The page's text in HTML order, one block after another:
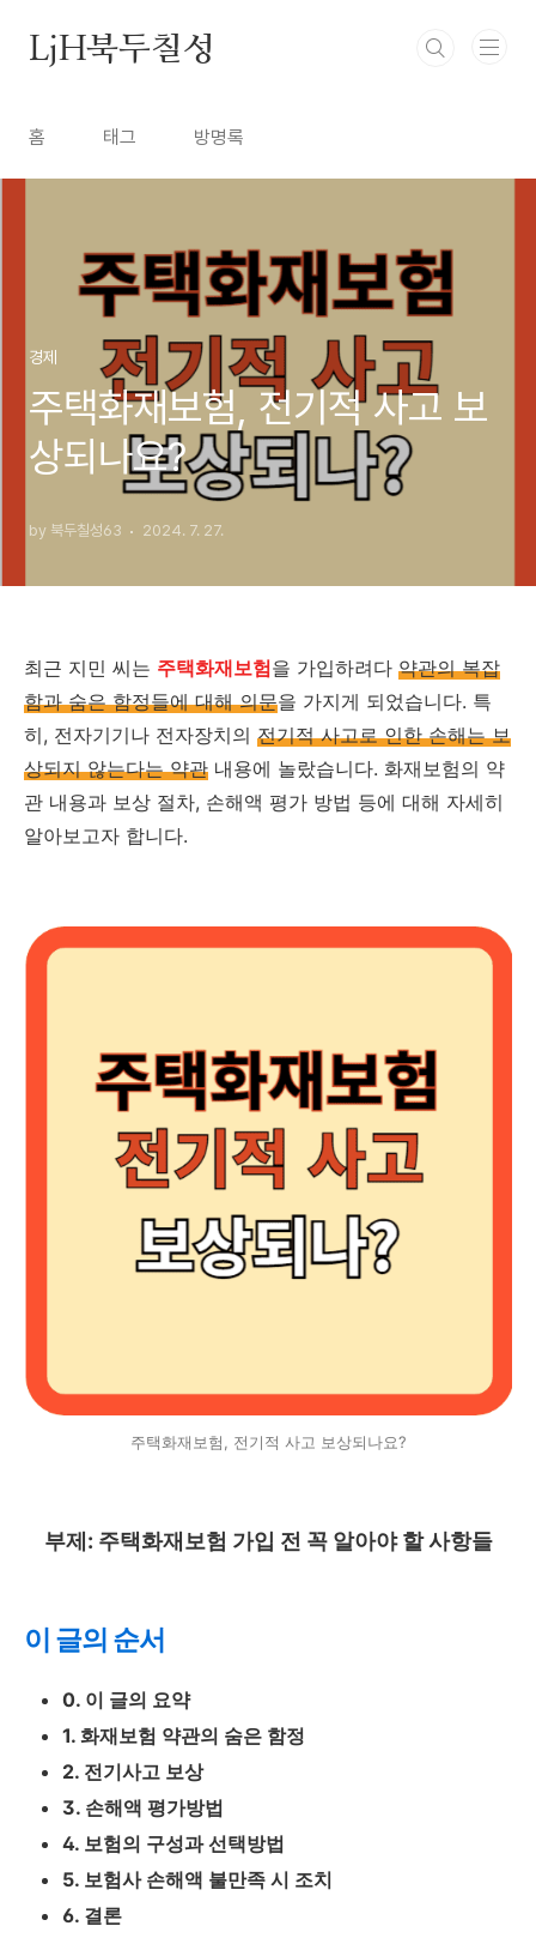
LjH북두칠성
홈 태그 방명록
경제
주택화재보험, 전기적 사고 보
상되나요?
by 북두칠성63 2024. 7. 27.
최근 지민 씨는 주택화재보험을 가입하려다 약관의 복잡
함과 숨은 함정들에 대해 의문을 가지게 되었습니다. 특
히, 전자기기나 전자장치의 전기적 사고로 인한 손해는 보
상되지 않는다는 약관 내용에 놀랐습니다. 화재보험의 약
관 내용과 보상 절차, 손해액 평가 방법 등에 대해 자세히
알아보고자 합니다.
주택화재보험, 전기적 사고 보상되나요?
부제: 주택화재보험 가입 전 꼭 알아야 할 사항들
이 글의 순서
0. 이 글의 요약
1. 화재보험 약관의 숨은 함정
2. 전기사고 보상
3. 손해액 평가방법
4. 보험의 구성과 선택방법
5. 보험사 손해액 불만족 시 조치
6. 결론